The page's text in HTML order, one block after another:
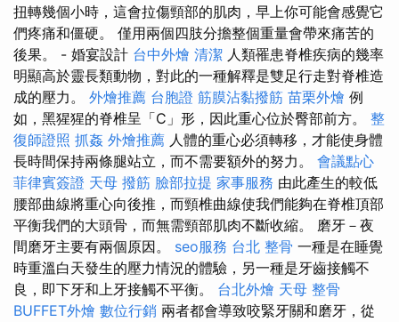
扭轉幾個小時，這會拉傷頸部的肌肉，早上你可能會感覺它
們疼痛和僵硬。 僅用兩個四肢分擔整個重量會帶來痛苦的
後果。 - 婚宴設計 台中外燴 清潔 人類罹患脊椎疾病的幾率
明顯高於靈長類動物，對此的一種解釋是雙足行走對脊椎造
成的壓力。 外燴推薦 台胞證 筋膜沾黏撥筋 苗栗外燴 例
如，黑猩猩的脊椎呈「C」形，因此重心位於臀部前方。 整
復師證照 抓姦 外燴推薦 人體的重心必須轉移，才能使身體
長時間保持兩條腿站立，而不需要額外的努力。 會議點心
菲律賓簽證 天母 撥筋 臉部拉提 家事服務 由此產生的較低
腰部曲線將重心向後推，而頸椎曲線使我們能夠在脊椎頂部
平衡我們的大頭骨，而無需頸部肌肉不斷收縮。 磨牙－夜
間磨牙主要有兩個原因。 seo服務 台北 整骨 一種是在睡覺
時重溫白天發生的壓力情況的體驗，另一種是牙齒接觸不
良，即下牙和上牙接觸不平衡。 台北外燴 天母 整骨
BUFFET外燴 數位行銷 兩者都會導致咬緊牙關和磨牙，從